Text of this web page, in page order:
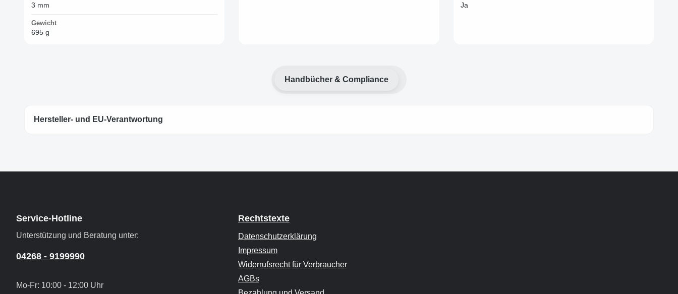
3 mm
Gewicht
695 g
Ja
Handbücher & Compliance
Hersteller- und EU-Verantwortung
Service-Hotline
Unterstützung und Beratung unter:
04268 - 9199990
Mo-Fr: 10:00 - 12:00 Uhr
Rechtstexte
Datenschutzerklärung
Impressum
Widerrufsrecht für Verbraucher
AGBs